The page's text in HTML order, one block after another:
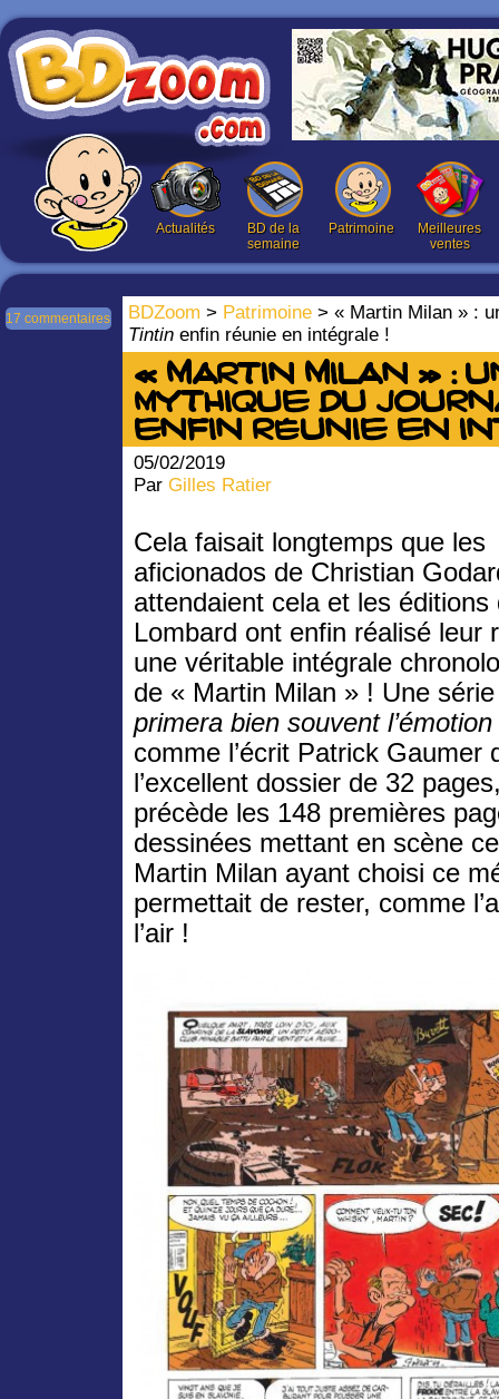
Actualités
BD de la
semaine
Patrimoine
Meilleures
ventes
BDZoom > Patrimoine > « Martin Milan » :
Tintin enfin réunie en intégrale !
17 commentaires
« Martin Milan » :
mythique du
enfin réunie en
05/02/2019
Par Gilles Ratier
Cela faisait longtemps que les
aficionados de Christian
attendaient cela et les éditions
Lombard ont enfin réalisé leur
une véritable intégrale
de « Martin Milan » ! Une
primera bien souvent l’émotion
comme l’écrit Patrick Gaumer
l’excellent dossier de 32
précède les 148 premières
dessinées mettant en scène
Martin Milan ayant choisi ce
permettait de rester, comme
l’air !